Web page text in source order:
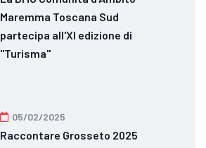
Maremma Toscana Sud
partecipa all'XI edizione di
"Turisma"
05/02/2025
Raccontare Grosseto 2025